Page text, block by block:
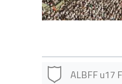
ALBFF u17 F